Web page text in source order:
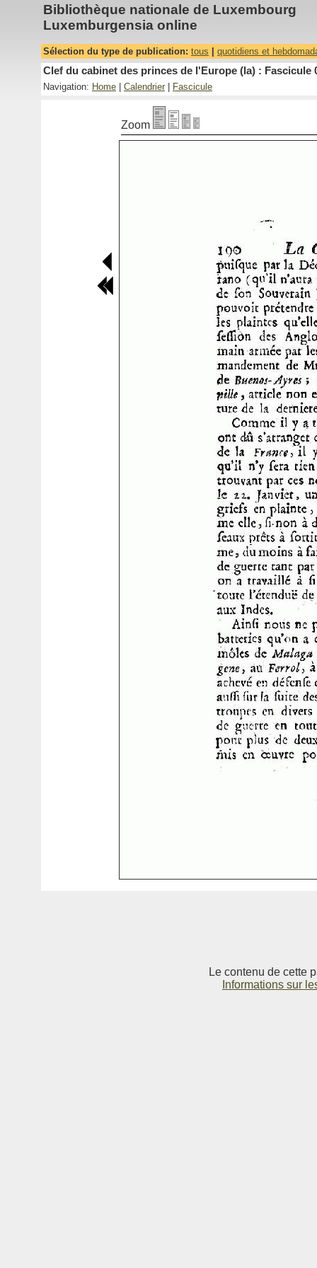
Bibliothèque nationale de Luxembourg
Luxemburgensia online
Sélection du type de publication: tous quotidiens et
Clef du cabinet des princes de l'Europe (la) : Fascicule
Navigation: Home Calendrier Fascicule
Zoom
Le contenu de cette
Informations sur